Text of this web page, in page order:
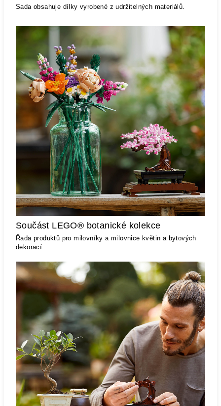
Sada obsahuje dílky vyrobené z udržitelných materiálů.
Součást LEGO® botanické kolekce
Řada produktů pro milovníky a milovnice květin a bytových
dekorací.